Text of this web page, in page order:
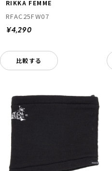
RIKKA FEMME
RFAC25FW07
¥4,290
比較する